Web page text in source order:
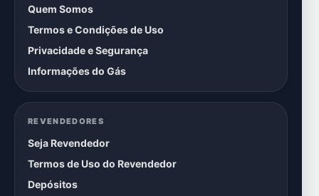
Quem Somos
Termos e Condições de Uso
Privacidade e Segurança
Informações do Gás
REVENDEDORES
Seja Revendedor
Termos de Uso do Revendedor
Depósitos